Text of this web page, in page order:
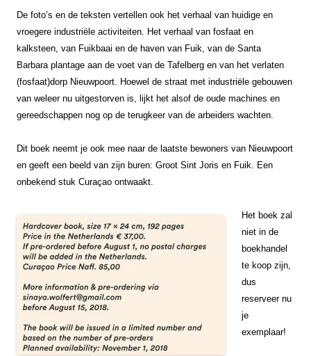
De foto’s en de teksten vertellen ook het verhaal van huidige en
vroegere industriële activiteiten. Het verhaal van fosfaat en
kalksteen, van Fuikbaai en de haven van Fuik, van de Santa
Barbara plantage aan de voet van de Tafelberg en van het verlaten
(fosfaat)dorp Nieuwpoort. Hoewel de straat met industriële gebouwen
van weleer nu uitgestorven is, lijkt het alsof de oude machines en
gereedschappen nog op de terugkeer van de arbeiders wachten.
Dit boek neemt je ook mee naar de laatste bewoners van Nieuwpoort
en geeft een beeld van zijn buren: Groot Sint Joris en Fuik. Een
onbekend stuk Curaçao ontwaakt.
Het boek zal
niet in de
boekhandel
te koop zijn,
dus
reserveer nu
je
exemplaar!